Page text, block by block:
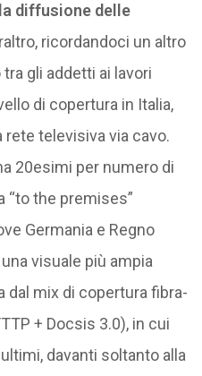
diffusione delle
ricordandoci un altro
gli addetti ai lavori
di copertura in Italia,
rete televisiva via cavo.
20esimi per numero di
“to the premises”
Germania e Regno
visuale più ampia
dal mix di copertura fibra-
+ Docsis 3.0), in cui
davanti soltanto alla